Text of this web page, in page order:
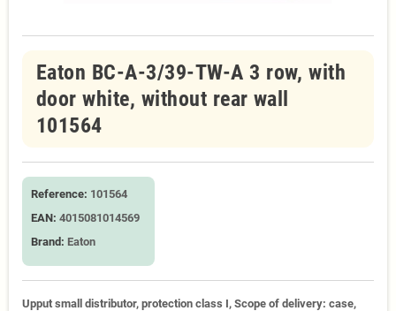
Eaton BC-A-3/39-TW-A 3 row, with
door white, without rear wall
101564
Reference: 101564
EAN: 4015081014569
Brand: Eaton
Upput small distributor, protection class I, Scope of delivery: case,